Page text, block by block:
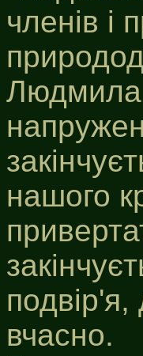
членів і
Людмила
нашого
подвір'я,
вчасно.